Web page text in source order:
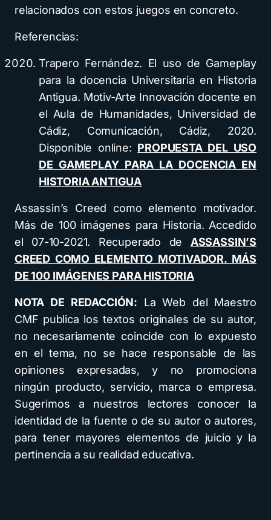
relacionados con estos juegos en concreto.
Referencias:
Trapero Fernández. El uso de Gameplay
para la docencia Universitaria en Historia
Antigua. Motiv-Arte Innovación docente en
el Aula de Humanidades, Universidad de
Cádiz, Comunicación, Cádiz, 2020.
Disponible online: PROPUESTA DEL USO
DE GAMEPLAY PARA LA DOCENCIA EN
HISTORIA ANTIGUA
Assassin’s Creed como elemento motivador.
Más de 100 imágenes para Historia. Accedido
el 07-10-2021. Recuperado de ASSASSIN’S
CREED COMO ELEMENTO MOTIVADOR. MÁS
DE 100 IMÁGENES PARA HISTORIA
NOTA DE REDACCIÓN: La Web del Maestro
CMF publica los textos originales de su autor,
no necesariamente coincide con lo expuesto
en el tema, no se hace responsable de las
opiniones expresadas, y no promociona
ningún producto, servicio, marca o empresa.
Sugerimos a nuestros lectores conocer la
identidad de la fuente o de su autor o autores,
para tener mayores elementos de juicio y la
pertinencia a su realidad educativa.